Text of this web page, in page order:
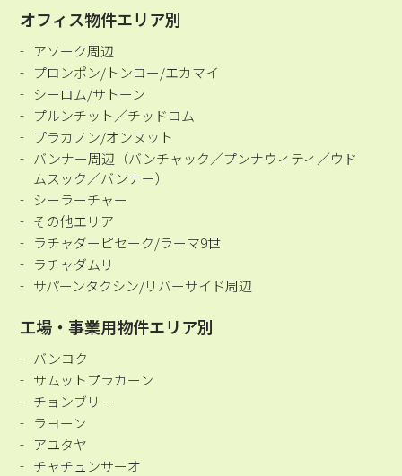
オフィス物件エリア別
アソーク周辺
プロンポン/トンロー/エカマイ
シーロム/サトーン
プルンチット／チッドロム
プラカノン/オンヌット
バンナー周辺（バンチャック／プンナウィティ／ウド
ムスック／バンナー）
シーラーチャー
その他エリア
ラチャダーピセーク/ラーマ9世
ラチャダムリ
サパーンタクシン/リバーサイド周辺
工場・事業用物件エリア別
バンコク
サムットプラカーン
チョンブリー
ラヨーン
アユタヤ
チャチュンサーオ